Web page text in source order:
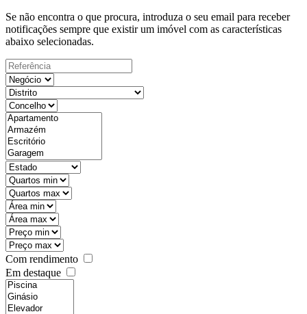
Se não encontra o que procura, introduza o seu email para receber
notificações sempre que existir um imóvel com as características
abaixo selecionadas.
Com rendimento
Em destaque